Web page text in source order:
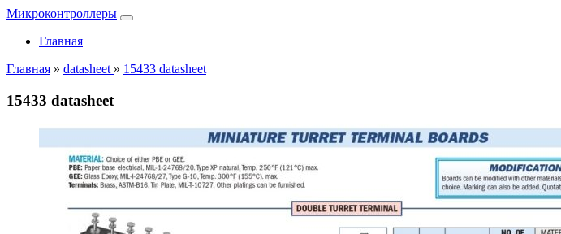
Микроконтроллеры
Главная
Главная » datasheet » 15433 datasheet
15433 datasheet